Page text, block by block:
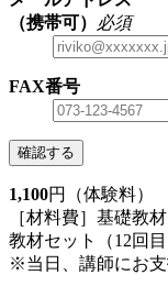
（携帯可）
必須
FAX番号
確認する
1,100円（体験料）
［材料費］基礎教
教材セット（12回
※当日、講師にお